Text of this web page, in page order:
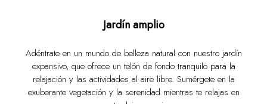
Jardín amplio
Adéntrate en un mundo de belleza natural con nuestro jardín
expansivo, que ofrece un telón de fondo tranquilo para la
relajación y las actividades al aire libre. Sumérgete en la
exuberante vegetación y la serenidad mientras te relajas en